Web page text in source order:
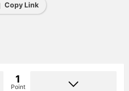
Copy Link
1
Point